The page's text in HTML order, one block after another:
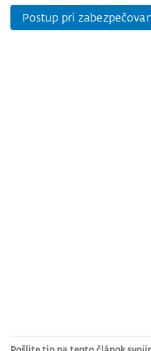
Postup pri